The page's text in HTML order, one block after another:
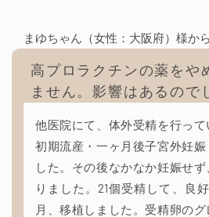
まゆちゃん（女性：大阪府）様から
高プロラクチンの薬をや
ません。影響はあるので
他医院にて、体外受精を行っ
初期流産・一ヶ月後子宮外妊
した。その後なかなか妊娠せ
りました。21個受精して、良
月、移植しました。受精卵の